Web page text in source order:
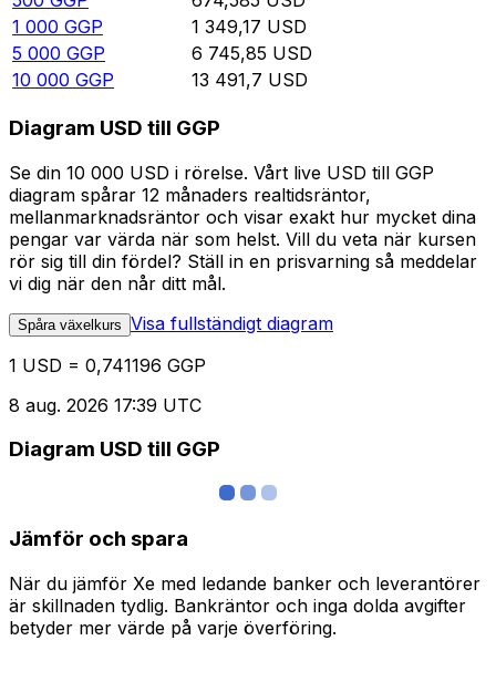
1 000 GGP 1 349,17 USD
5 000 GGP 6 745,85 USD
10 000 GGP 13 491,7 USD
Diagram USD till GGP
Se din 10 000 USD i rörelse. Vårt live USD till GGP
diagram spårar 12 månaders realtidsräntor,
mellanmarknadsräntor och visar exakt hur mycket dina
pengar var värda när som helst. Vill du veta när kursen
rör sig till din fördel? Ställ in en prisvarning så meddelar
vi dig när den når ditt mål.
Spåra växelkurs Visa fullständigt diagram
1 USD = 0,741196 GGP
8 aug. 2026 17:39 UTC
Diagram USD till GGP
Jämför och spara
När du jämför Xe med ledande banker och leverantörer
är skillnaden tydlig. Bankräntor och inga dolda avgifter
betyder mer värde på varje överföring.